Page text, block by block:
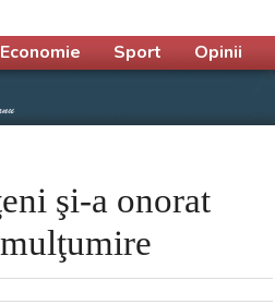
şi-a onorat
Economie Sport Opinii